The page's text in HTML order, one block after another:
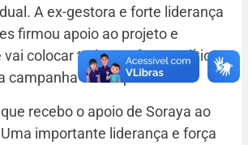
A ex-gestora e forte liderança
firmou apoio ao projeto e
vai colocar toda sua força política
campanha de Duque.
recebo o apoio de Soraya ao
importante liderança e força